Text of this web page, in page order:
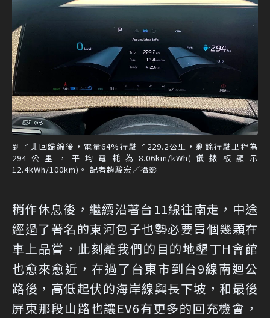
到了北回歸線後，電量64%行駛了229.2公里，剩餘行駛里程為
294公里，平均電耗為8.06km/kWh(儀錶板顯示
12.4kWh/100km)。 記者趙駿宏／攝影
稍作休息後，繼續沿著台11線往南走，中途
經過了著名的東河包子也勢必要買個幾顆在
車上品嘗，此刻離我們的目的地墾丁H會館
也愈來愈近，在過了台東市到台9線南迴公
路後，高低起伏的海岸線與長下坡，和最後
屏東那段山路也讓EV6有更多的回充機會，